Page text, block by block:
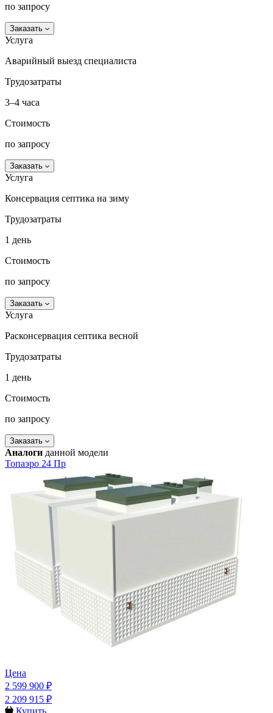
по запросу
Заказать
Услуга
Аварийный выезд специалиста
Трудозатраты
3–4 часа
Стоимость
по запросу
Заказать
Услуга
Консервация септика на зиму
Трудозатраты
1 день
Стоимость
по запросу
Заказать
Услуга
Расконсервация септика весной
Трудозатраты
1 день
Стоимость
по запросу
Заказать
Аналоги данной модели
Топаэро 24 Пр
Цена
2 599 900 ₽
2 209 915 ₽
Купить